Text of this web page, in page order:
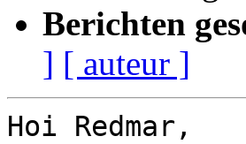
Berichten
] [ auteur ]
Hoi Redmar,